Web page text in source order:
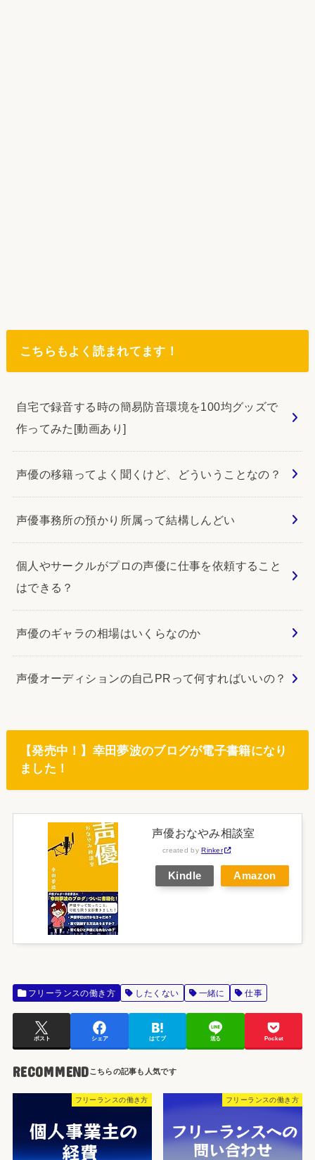
こちらもよく読まれてます！
自宅で録音する時の簡易防音環境を100均グッズで
作ってみた[動画あり]
声優の移籍ってよく聞くけど、どういうことなの？
声優事務所の預かり所属って結構しんどい
個人やサークルがプロの声優に仕事を依頼すること
はできる？
声優のギャラの相場はいくらなのか
声優オーディションの自己PRって何すればいいの？
【発売中！】幸田夢波のブログが電子書籍になり
ました！
声優おなやみ相談室
created byRinker
Kindle Amazon
フリーランスの働き方 したくない 一緒に 仕事
ポスト シェア はてブ 送る Pocket
RECOMMEND
フリーランスの働き方 フリーランスの働き方